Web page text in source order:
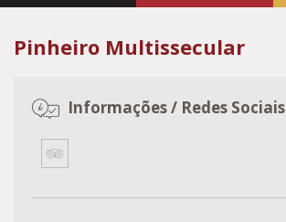
Pinheiro Multissecular
Informações / Redes Sociais